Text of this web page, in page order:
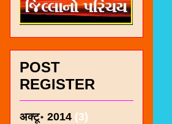
POST
REGISTER
अक्टू॰ 2014 (3)